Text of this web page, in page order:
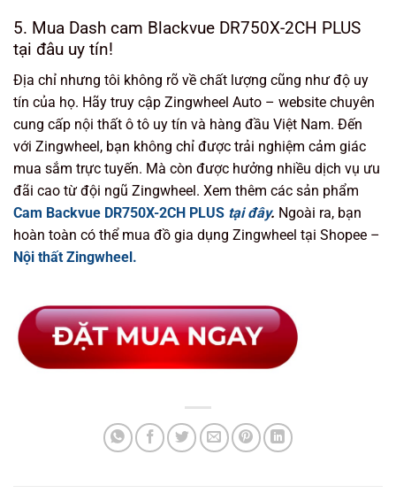
5. Mua Dash cam Blackvue DR750X-2CH PLUS
tại đâu uy tín!
Địa chỉ nhưng tôi không rõ về chất lượng cũng như độ uy
tín của họ. Hãy truy cập Zingwheel Auto – website chuyên
cung cấp nội thất ô tô uy tín và hàng đầu Việt Nam. Đến
với Zingwheel, bạn không chỉ được trải nghiệm cảm giác
mua sắm trực tuyến. Mà còn được hưởng nhiều dịch vụ ưu
đãi cao từ đội ngũ Zingwheel. Xem thêm các sản phẩm
Cam Backvue DR750X-2CH PLUS tại đây. Ngoài ra, bạn
hoàn toàn có thể mua đồ gia dụng Zingwheel tại Shopee –
Nội thất Zingwheel.